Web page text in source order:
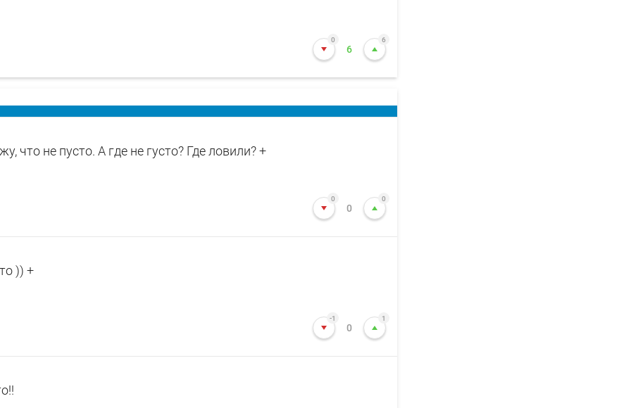
0
6
6
что не пусто. А где не густо? Где ловили? +
0
0
0
)) +
-1
0
1